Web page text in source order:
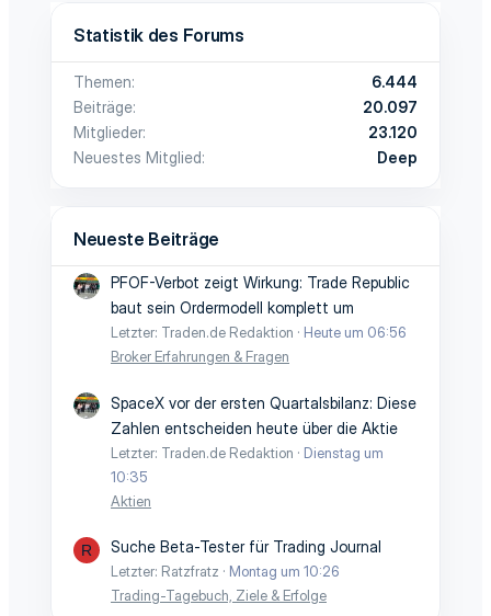
Statistik des Forums
Themen
6.444
Beiträge
20.097
Mitglieder
23.120
Neuestes Mitglied
Deep
Neueste Beiträge
PFOF-Verbot zeigt Wirkung: Trade Republic
baut sein Ordermodell komplett um
Letzter: Traden.de Redaktion
Heute um 06:56
Broker Erfahrungen & Fragen
SpaceX vor der ersten Quartalsbilanz: Diese
Zahlen entscheiden heute über die Aktie
Letzter: Traden.de Redaktion
Dienstag um
10:35
Aktien
R Suche Beta-Tester für Trading Journal
Letzter: Ratzfratz
Montag um 10:26
Trading-Tagebuch, Ziele & Erfolge